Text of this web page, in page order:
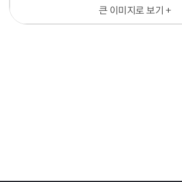
큰 이미지로 보기 +